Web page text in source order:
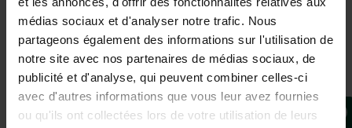
médias sociaux et d'analyser notre trafic. Nous
partageons également des informations sur l'utilisation de
notre site avec nos partenaires de médias sociaux, de
publicité et d'analyse, qui peuvent combiner celles-ci
avec d'autres informations que vous leur avez fournies
ou qu'ils ont collectées lors de votre utilisation de leurs
Galerij
Camping La Roseraie
DESCARTES, Centre-Val de Loire,
Camping Onlycamp